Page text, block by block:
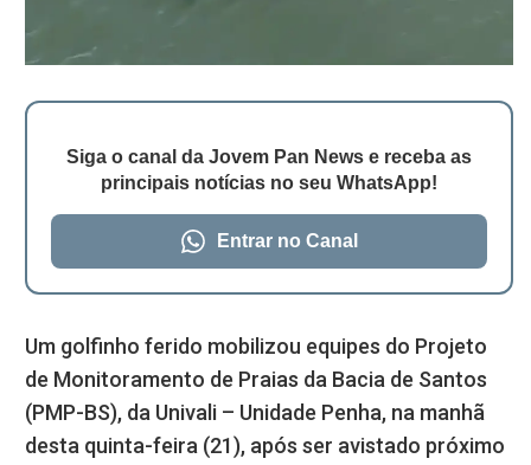
Siga o canal da Jovem Pan News e receba as
principais notícias no seu WhatsApp!
Entrar no Canal
Um golfinho ferido mobilizou equipes do Projeto
de Monitoramento de Praias da Bacia de Santos
(PMP-BS), da Univali – Unidade Penha, na manhã
desta quinta-feira (21), após ser avistado próximo